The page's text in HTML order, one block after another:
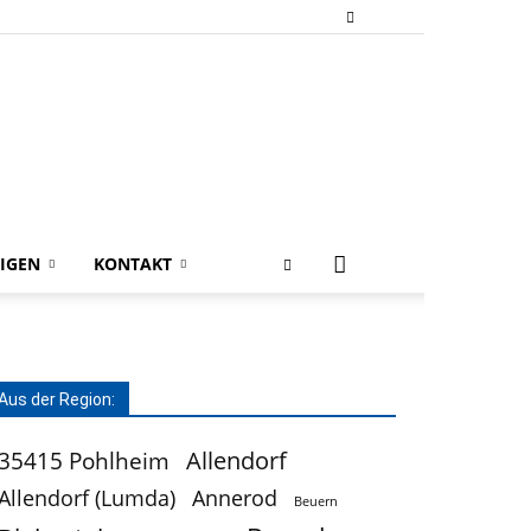
KONTAKT
der Region:
Pohlheim Allendorf
(Lumda) Annerod Beuern